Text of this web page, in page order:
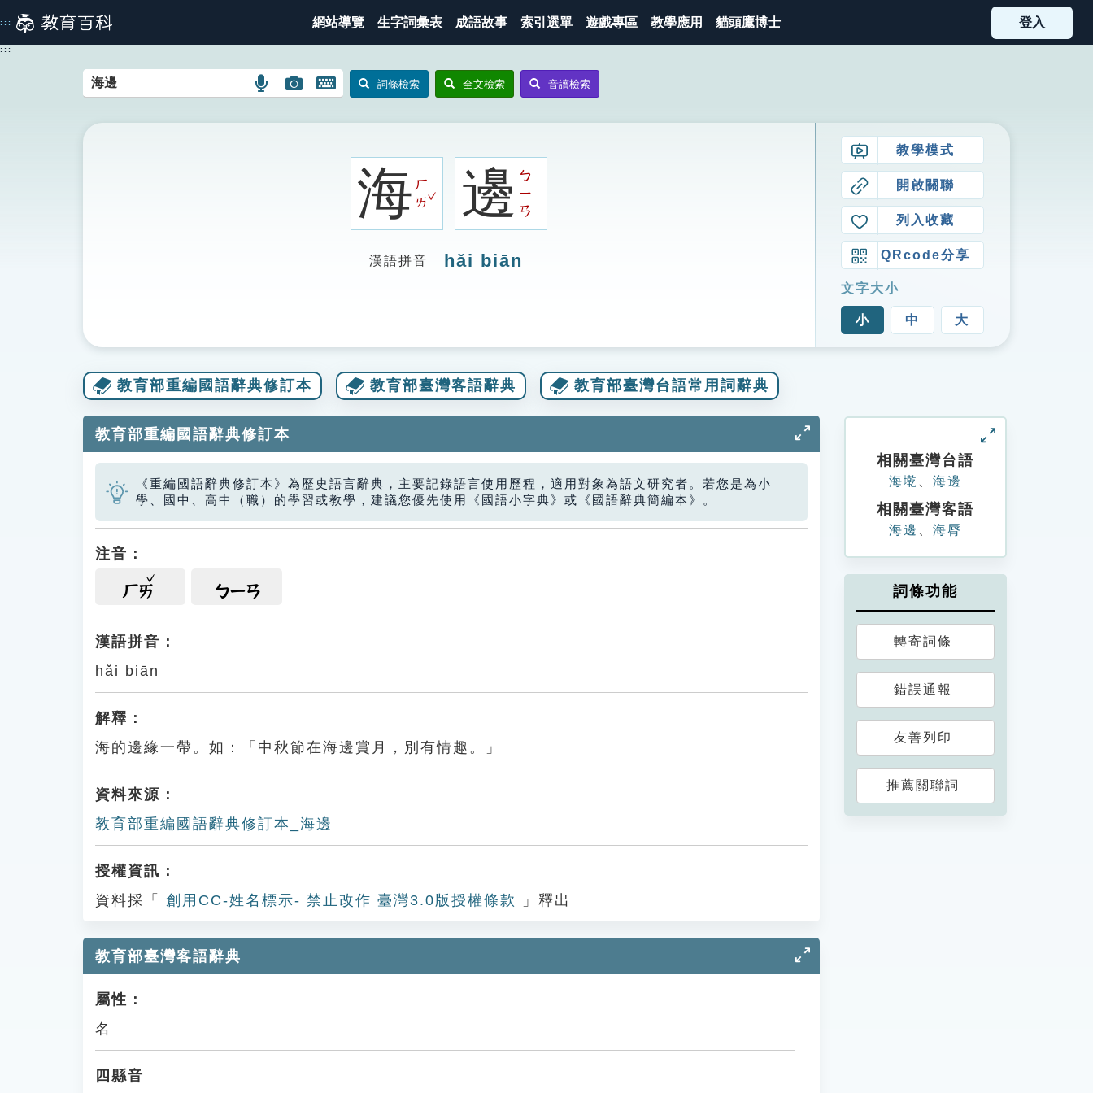
到
主
::: 網站導覽 生字詞彙表 成語故事 索引選單 遊戲專區 教學應用 貓頭鷹博士 登入
:::
語
搜
圖
搜
開
鍵
詞條檢索 全文檢索 音讀檢索
海ㄏ
ㄞ
ˇ 邊ㄅ
ㄧ
ㄢ
漢語拼音 hǎi biān
教學模式
開啟關聯
列入收藏
QRcode分享
文字大小
小 中 大
教育部重編國語辭典修訂本 教育部臺灣客語辭典 教育部臺灣台語常用詞辭典
教育部重編國語辭典修訂本
《重編國語辭典修訂本》為歷史語言辭典，主要記錄語言使用歷程，適用對象為語文研究者。若您是為小
學、國中、高中（職）的學習或教學，建議您優先使用《國語小字典》或《國語辭典簡編本》。
注音：
ㄏㄞ ㄅㄧㄢ
漢語拼音：
hǎi biān
解釋：
海的邊緣一帶。如：「中秋節在海邊賞月，別有情趣。」
資料來源：
教育部重編國語辭典修訂本_海邊
授權資訊：
資料採「
創用CC-姓名標示- 禁止改作 臺灣3.0版授權條款 」釋出
教育部臺灣客語辭典
屬性：
名
四縣音
相關臺灣台語
海墘 海邊
相關臺灣客語
海邊 海脣
詞條功能
轉寄詞條
錯誤通報
友善列印
推薦關聯詞